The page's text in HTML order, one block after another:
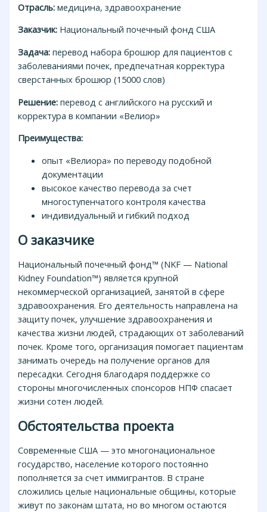
Отрасль: медицина, здравоохранение
Заказчик: Национальный почечный фонд США
Задача: перевод набора брошюр для пациентов с
заболеваниями почек, предпечатная корректура
сверстанных брошюр (15000 слов)
Решение: перевод с английского на русский и
корректура в компании «Велиор»
Преимущества:
опыт «Велиора» по переводу подобной
документации
высокое качество перевода за счет
многоступенчатого контроля качества
индивидуальный и гибкий подход
О заказчике
Национальный почечный фонд™ (NKF — National
Kidney Foundation™) является крупной
некоммерческой организацией, занятой в сфере
здравоохранения. Его деятельность направлена на
защиту почек, улучшение здравоохранения и
качества жизни людей, страдающих от заболеваний
почек. Кроме того, организация помогает пациентам
занимать очередь на получение органов для
пересадки. Сегодня благодаря поддержке со
стороны многочисленных спонсоров НПФ спасает
жизни сотен людей.
Обстоятельства проекта
Современные США — это многонациональное
государство, население которого постоянно
пополняется за счет иммигрантов. В стране
сложились целые национальные общины, которые
живут по законам штата, но во многом остаются